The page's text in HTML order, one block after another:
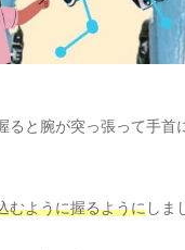
ると腕が突っ張って手首
むように握るようにしま